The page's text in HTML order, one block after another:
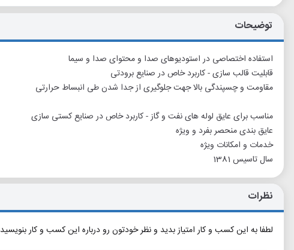
توضیحات
استفاده اختصاصی در استودیوهای صدا و محتوای صدا و سیما
قابلیت قالب سازی - کاربرد خاص در صنایع برودتی
مقاومت و چسپندگی بالا جهت جلوگیری از جدا شدن طی انبساط حرارتی
مناسب برای عایق لوله های نفت و گاز - کاربرد خاص در صنایع کستی سازی
عایق بندی منحصر بفرد و ویژه
خدمات و امکانات ویژه
سال تاسیس 1381
نظرات
لطفا به این کسب و کار امتیاز بدید و نظر خودتون رو درباره این کسب و کار بنویسید